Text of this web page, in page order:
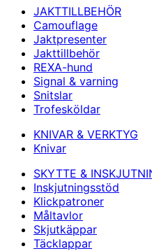
JAKTTILLBEHÖR
Camouflage
Jaktpresenter
Jakttillbehör
REXA-hund
Signal & varning
Snitslar
Trofesköldar
KNIVAR & VERKTYG
Knivar
SKYTTE &
Inskjutningsstöd
Klickpatroner
Måltavlor
Skjutkäppar
Täcklappar